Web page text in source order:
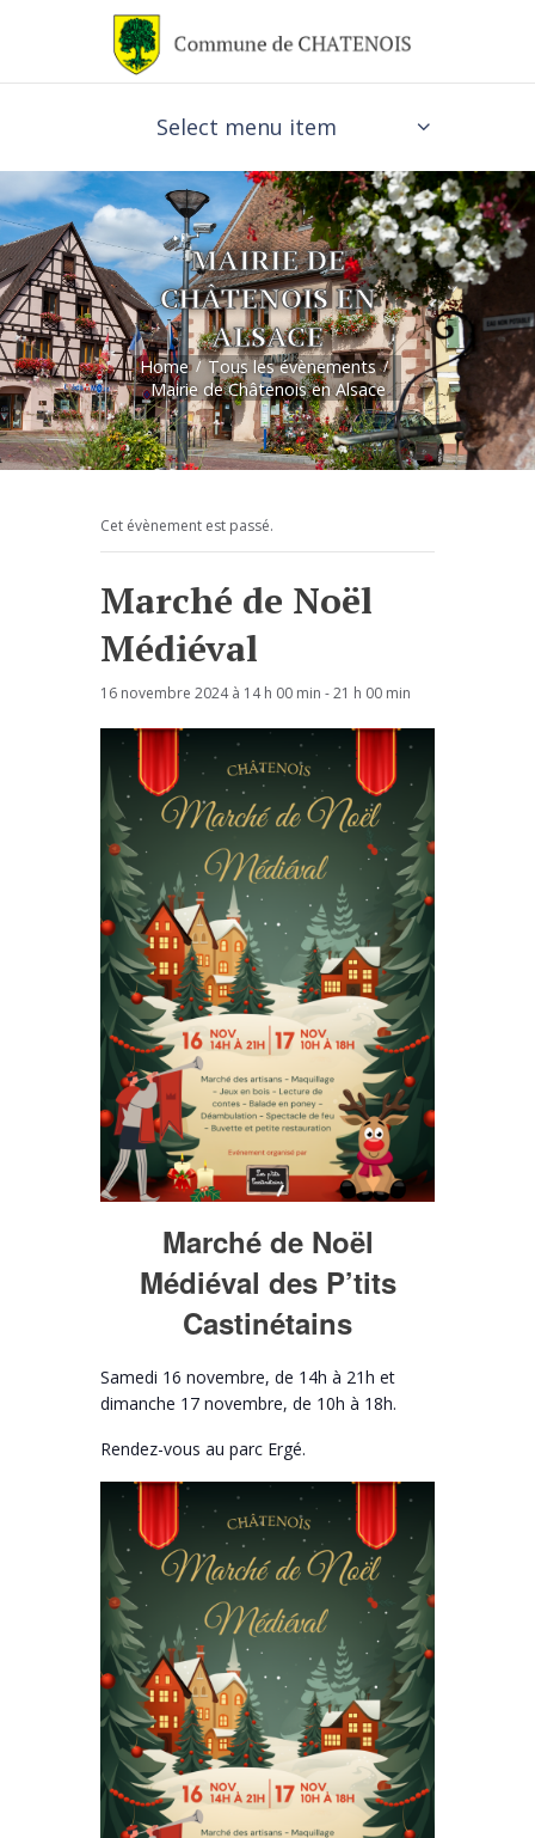
Select menu item
MAIRIE DE
CHÂTENOIS EN
ALSACE
Home
Tous les évènements
Mairie de Châtenois en Alsace
Cet évènement est passé.
Marché de Noël
Médiéval
16 novembre 2024 à 14 h 00 min -21 h 00 min
Marché de Noël
Médiéval des P’tits
Castinétains
Samedi 16 novembre, de 14h à 21h et
dimanche 17 novembre, de 10h à 18h.
Rendez-vous au parc Ergé.